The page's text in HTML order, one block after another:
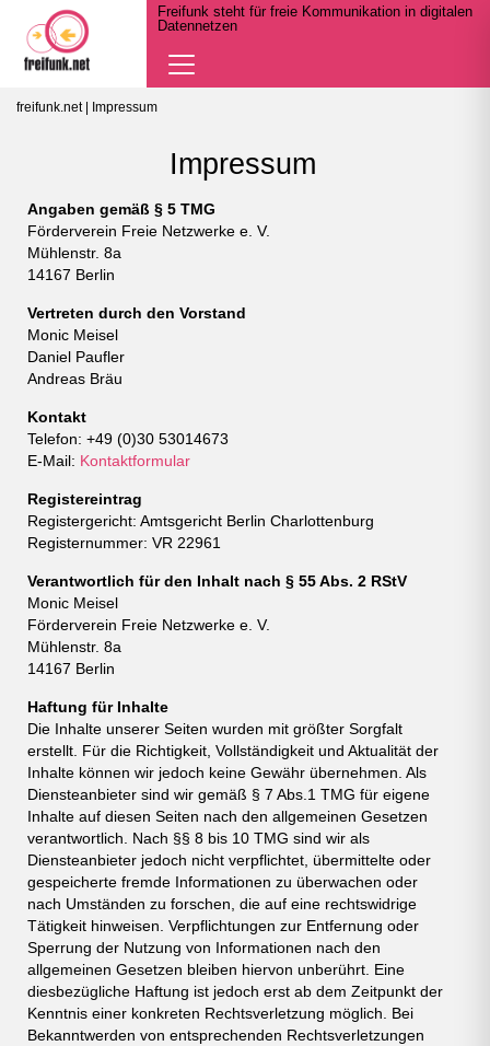
Freifunk steht für freie Kommunikation in digitalen
Datennetzen
Navigation
öffnen
freifunk.net| Impressum
Impressum
Angaben gemäß § 5 TMG
Förderverein Freie Netzwerke e. V.
Mühlenstr. 8a
14167 Berlin
Vertreten durch den Vorstand
Monic Meisel
Daniel Paufler
Andreas Bräu
Kontakt
Telefon: +49 (0)30 53014673
E-Mail: Kontaktformular
Registereintrag
Registergericht: Amtsgericht Berlin Charlottenburg
Registernummer: VR 22961
Verantwortlich für den Inhalt nach § 55 Abs. 2 RStV
Monic Meisel
Förderverein Freie Netzwerke e. V.
Mühlenstr. 8a
14167 Berlin
Haftung für Inhalte
Die Inhalte unserer Seiten wurden mit größter Sorgfalt
erstellt. Für die Richtigkeit, Vollständigkeit und Aktualität der
Inhalte können wir jedoch keine Gewähr übernehmen. Als
Diensteanbieter sind wir gemäß § 7 Abs.1 TMG für eigene
Inhalte auf diesen Seiten nach den allgemeinen Gesetzen
verantwortlich. Nach §§ 8 bis 10 TMG sind wir als
Diensteanbieter jedoch nicht verpflichtet, übermittelte oder
gespeicherte fremde Informationen zu überwachen oder
nach Umständen zu forschen, die auf eine rechtswidrige
Tätigkeit hinweisen. Verpflichtungen zur Entfernung oder
Sperrung der Nutzung von Informationen nach den
allgemeinen Gesetzen bleiben hiervon unberührt. Eine
diesbezügliche Haftung ist jedoch erst ab dem Zeitpunkt der
Kenntnis einer konkreten Rechtsverletzung möglich. Bei
Bekanntwerden von entsprechenden Rechtsverletzungen